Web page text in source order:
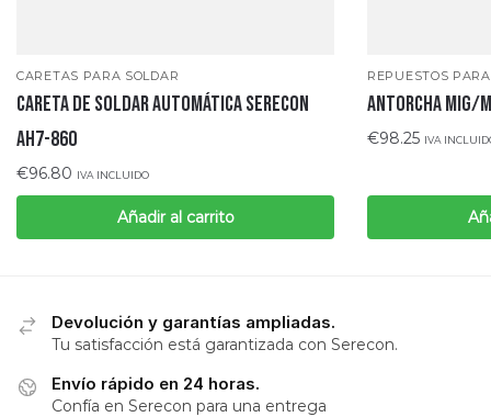
CARETAS PARA SOLDAR
CARETA DE SOLDAR AUTOMÁTICA SERECON
AH7-860
€96.80 IVA INCLUIDO
Añadir al carrito
REPUESTOS
ANTORCHA MIG/
€98.25 IVA
Devolución y garantías ampliadas.
Tu satisfacción está garantizada con Serecon.
Envío rápido en 24 horas.
Confía en Serecon para una entrega